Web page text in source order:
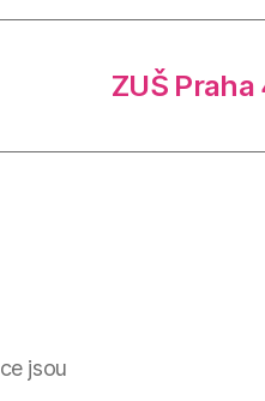
ZUŠ Praha
jsou